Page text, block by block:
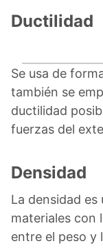
Ductilidad
Se usa de
también se
ductilidad
fuerzas del
Densidad
La densidad es
materiales con
entre el peso y